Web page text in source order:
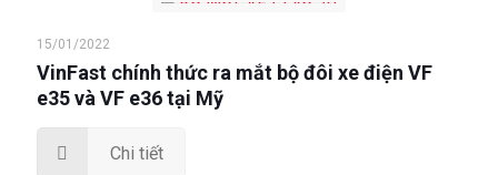
15/01/2022
VinFast chính thức ra mắt bộ đôi xe điện VF
e35 và VF e36 tại Mỹ
Chi tiết